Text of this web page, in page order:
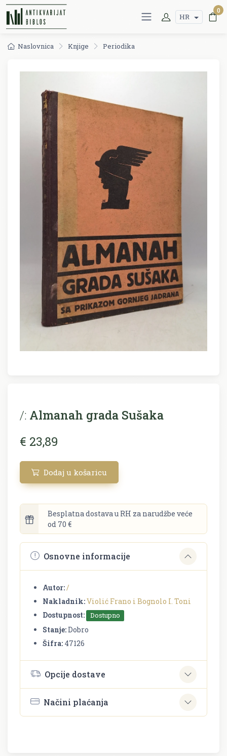
HR
0
Naslovnica Knjige Periodika
/: Almanah grada Sušaka
€ 23,89
Dodaj u košaricu
Besplatna dostava u RH za narudžbe veće
od 70 €
Osnovne informacije
Autor:/
Nakladnik:Violić Frano i Bognolo I. Toni
Dostupnost:
Dostupno
Stanje:Dobro
Šifra: 47126
Opcije dostave
Načini plaćanja